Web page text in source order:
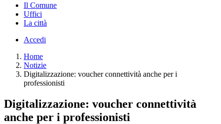
Il Comune
Uffici
La città
Accedi
Home
Notizie
Digitalizzazione: voucher connettività anche per i
professionisti
Digitalizzazione: voucher connettività
anche per i professionisti